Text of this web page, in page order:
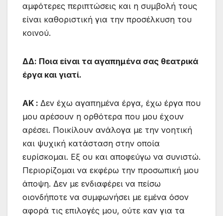
αμφότερες περιπτώσεις και η συμβολή τους
είναι καθοριστική για την προσέλκυση του
κοινού.
ΔΔ: Ποια είναι τα αγαπημένα σας θεατρικά
έργα και γιατί.
ΑΚ : Δεν έχω αγαπημένα έργα, έχω έργα που
μου αρέσουν η ορθότερα που μου έχουν
αρέσει. Ποικίλουν ανάλογα με την νοητική
και ψυχική κατάσταση στην οποία
ευρίσκομαι. Εξ ου και αποφεύγω να συνιστώ.
Περιορίζομαι να εκφέρω την προσωπική μου
άποψη. Δεν με ενδιαφέρει να πείσω
οιονδήποτε να συμφωνήσει με εμένα όσον
αφορά τις επιλογές μου, ούτε καν για τα